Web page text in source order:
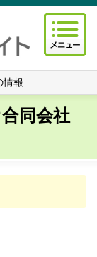
情報
同会社